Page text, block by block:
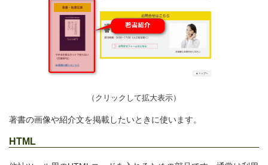
（クリックして拡大表示）
著書の画像や紹介文を掲載したいときに使います。
HTML